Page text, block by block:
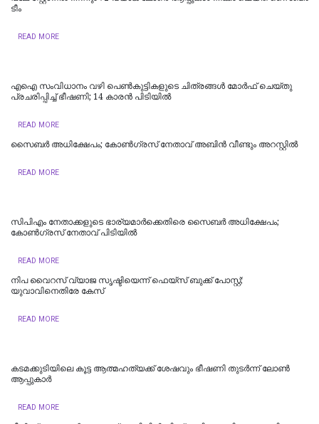
ടീം
READ MORE
എഐ സംവിധാനം വഴി പെണ്‍കുട്ടികളുടെ ചിത്രങ്ങള്‍ മോര്‍ഫ് ചെയ്തു
പ്രചരിപ്പിച്ച് ഭീഷണി; 14 കാരന്‍ പിടിയില്‍
READ MORE
സൈബർ അധിക്ഷേപം; കോണ്‍ഗ്രസ് നേതാവ് അബിന്‍ വീണ്ടും അറസ്റ്റിൽ
READ MORE
സിപിഎം നേതാക്കളുടെ ഭാര്യമാർക്കെതിരെ സൈബർ അധിക്ഷേപം;
കോൺഗ്രസ് നേതാവ് പിടിയിൽ
READ MORE
നിപ വൈറസ് വ്യാജ സൃഷ്ടിയെന്ന് ഫെയ്സ് ബുക്ക് പോസ്റ്റ്;
യുവാവിനെതിരേ കേസ്
READ MORE
കടമക്കുടിയിലെ കൂട്ട ആത്മഹത്യക്ക് ശേഷവും ഭീഷണി തുടർന്ന് ലോൺ
ആപ്പുകാര്‍
READ MORE